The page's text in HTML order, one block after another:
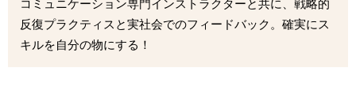
コミュニケーション専門インストラクターと共に、戦略的
反復プラクティスと実社会でのフィードバック。確実にス
キルを自分の物にする！